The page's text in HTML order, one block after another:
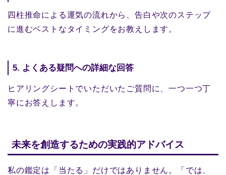
四柱推命による運気の流れから、告白や次のステップ
に進むベストなタイミングをお教えします。
5. よくある疑問への詳細な回答
ヒアリングシートでいただいたご質問に、一つ一つ丁
寧にお答えします。
未来を創造するための実践的アドバイス
私の鑑定は「当たる」だけではありません。「では、